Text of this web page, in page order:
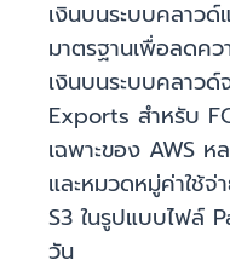
เงินบนระบบคลาว
มาตรฐานเพื่อลดค
เงินบนระบบคลาว
Exports สำหรับ
เฉพาะของ AWS ห
และหมวดหมู่ค่าใช้
S3 ในรูปแบบไฟล์
วัน